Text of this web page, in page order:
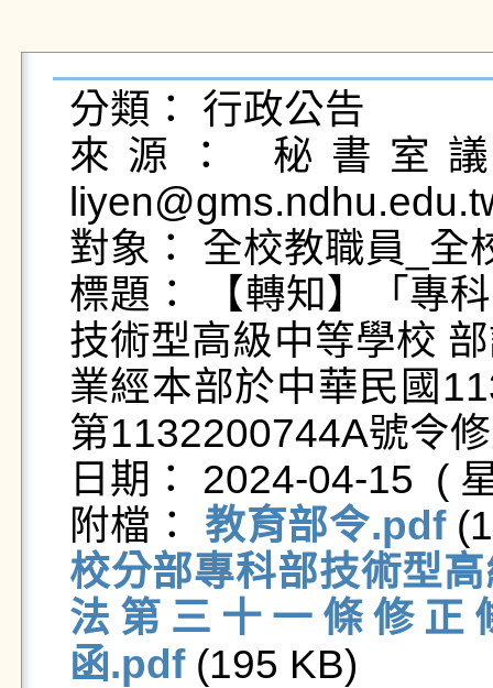
分類： 行政公告
來源： 秘書室
對象： 全校教職員_全
標題： 【轉知】「專
技術型高級中等學校
業經本部於中華民國
第1132200744A號令
日期： 2024-04-15  (
附檔： 教育部令.pdf
校分部專科部技術型
法第三十一條修正
函.pdf (195 KB)